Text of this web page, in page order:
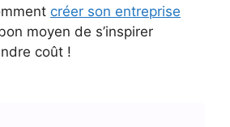
créer son entreprise
moyen de s’inspirer
coût !